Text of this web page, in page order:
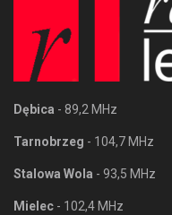
Dębica - 89,2 MHz
Tarnobrzeg - 104,7 MHz
Stalowa Wola - 93,5 MHz
Mielec - 102,4 MHz